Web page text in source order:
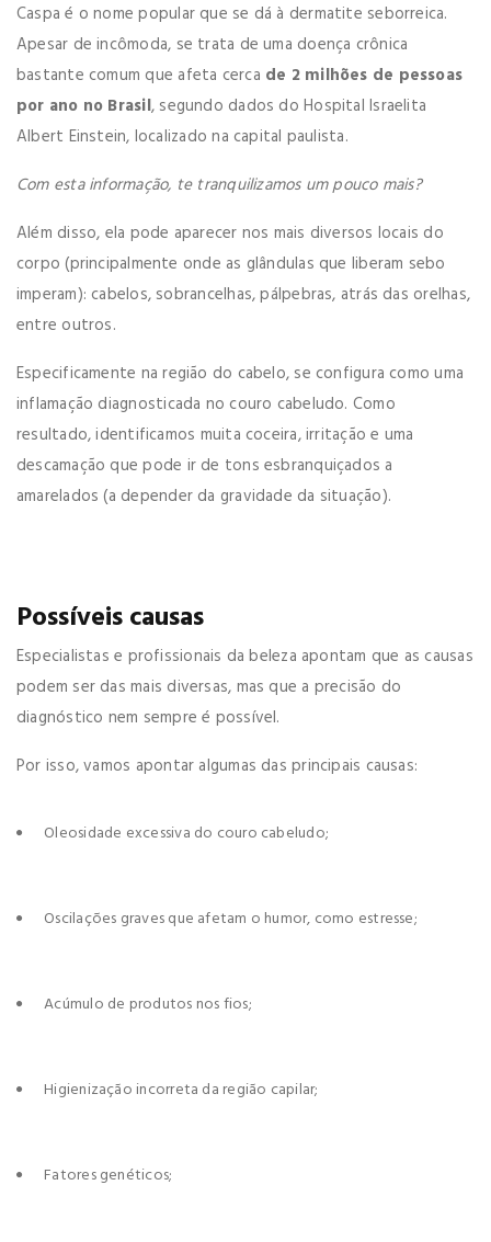
Caspa é o nome popular que se dá à dermatite seborreica.
Apesar de incômoda, se trata de uma doença crônica
bastante comum que afeta cerca de 2 milhões de pessoas
por ano no Brasil, segundo dados do Hospital Israelita
Albert Einstein, localizado na capital paulista.
Com esta informação, te tranquilizamos um pouco mais?
Além disso, ela pode aparecer nos mais diversos locais do
corpo (principalmente onde as glândulas que liberam sebo
imperam): cabelos, sobrancelhas, pálpebras, atrás das orelhas,
entre outros.
Especificamente na região do cabelo, se configura como uma
inflamação diagnosticada no couro cabeludo. Como
resultado, identificamos muita coceira, irritação e uma
descamação que pode ir de tons esbranquiçados a
amarelados (a depender da gravidade da situação).
Possíveis causas
Especialistas e profissionais da beleza apontam que as causas
podem ser das mais diversas, mas que a precisão do
diagnóstico nem sempre é possível.
Por isso, vamos apontar algumas das principais causas:
Oleosidade excessiva do couro cabeludo;
Oscilações graves que afetam o humor, como estresse;
Acúmulo de produtos nos fios;
Higienização incorreta da região capilar;
Fatores genéticos;